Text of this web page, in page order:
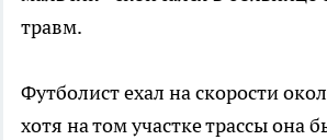
травм.
Футболист ехал на скорости
хотя на том участке трассы она